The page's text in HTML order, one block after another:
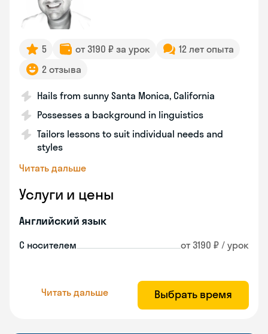
5 от 3190 ₽ за урок
12 лет опыта
2 отзыва
Hails from sunny Santa Monica, California
Possesses a background in linguistics
Tailors lessons to suit individual needs and
styles
Читать дальше
Услуги и цены
Английский язык
С носителем от 3190 ₽ / урок
Читать дальше Выбрать время